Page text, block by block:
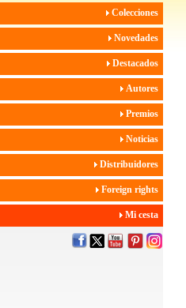
Colecciones
Novedades
Destacados
Autores
Premios
Noticias
Distribuidores
Foreign rights
Mi cesta